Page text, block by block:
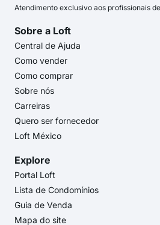
Atendimento exclusivo aos profissionais
Sobre a Loft
Central de Ajuda
Como vender
Como comprar
Sobre nós
Carreiras
Quero ser fornecedor
Loft México
Explore
Portal Loft
Lista de Condomínios
Guia de Venda
Mapa do site